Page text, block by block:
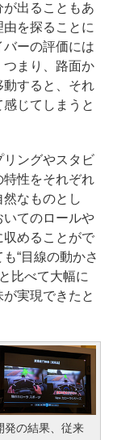
出ることもあ
を探ることに
ーの評価には
つまり、路面か
動すると、それ
じてしまうと
ングやスタビ
性をそれぞれ
なものとし
てのロールや
収めることがで
“目線の動かさ
比べて大幅に
実現できたと
発の結果、従来